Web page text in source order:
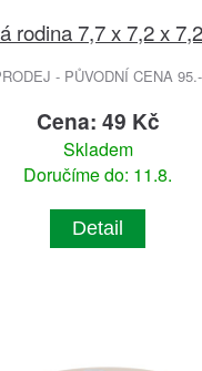
rodina 7,7 x 7,2 x
- PŮVODNÍ CENA
Cena: 49 Kč
Skladem
Doručíme do: 11.8.
Detail